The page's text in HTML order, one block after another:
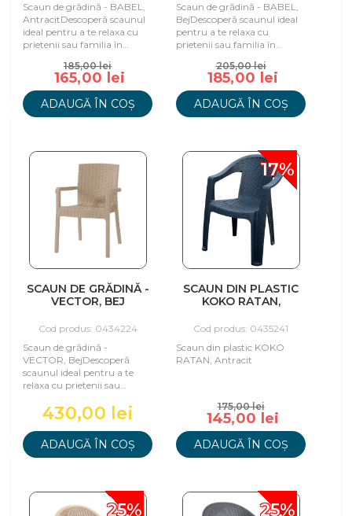
Scaun de grădină - BABEL,
AntracitDescoperă scaunul
ideal pentru a te relaxa cu
prietenii sau familia în
185,00 lei
165,00 lei
ADAUGĂ ÎN COȘ
Scaun de grădină - BABEL,
BejDescoperă scaunul ideal
pentru a te relaxa cu
prietenii sau familia în
rezistent l205,00 lei
185,00 lei
ADAUGĂ ÎN COȘ
SCAUN DE GRĂDINĂ -
VECTOR, BEJ
Cod produs: 0434224
Scaun de grădină -
VECTOR, BejDescoperă
scaunul ideal pentru a te
relaxa cu prietenii sau
sau terasă, rezistent
430,00 lei
ADAUGĂ ÎN COȘ
17%
SCAUN DIN PLASTIC
KOKO RATAN,
Cod produs: 0435241
Scaun din plastic KOKO
RATAN, Antracit
175,00 lei
145,00 lei
ADAUGĂ ÎN COȘ
25% 25%